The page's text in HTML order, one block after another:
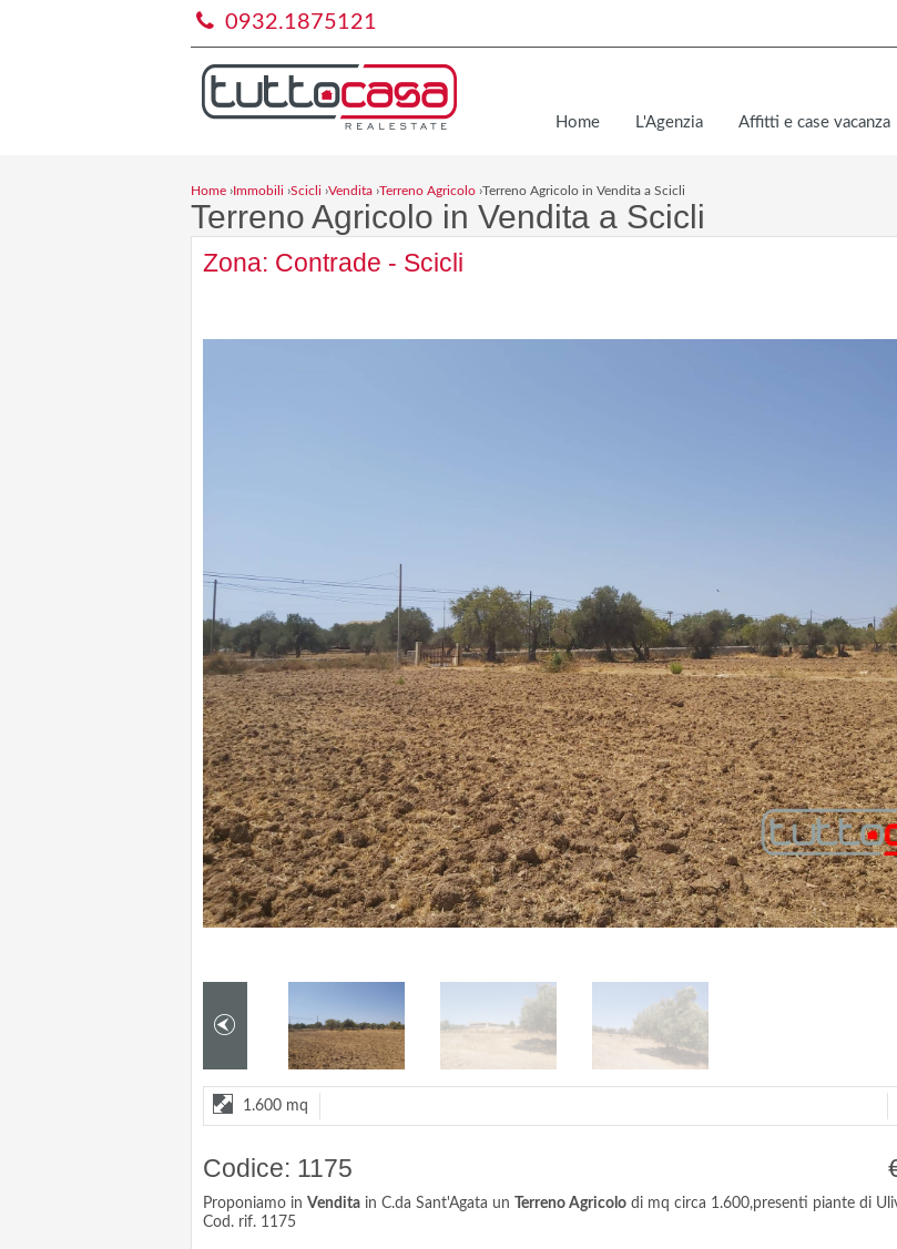
0932.1875121
Home L'Agenzia Affitti e case vacanza
Home ›Immobili ›Scicli ›Vendita ›Terreno Agricolo ›Terreno Agricolo in Vendita a Scicli
Terreno Agricolo in Vendita a Scicli
Zona: Contrade - Scicli
1.600 mq
Codice: 1175
Proponiamo in Vendita in C.da Sant'Agata un Terreno Agricolo di mq circa 1.600,presenti piante di
Cod. rif. 1175